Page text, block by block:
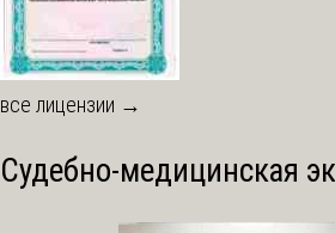
все лицензии →
Судебно-медицинская